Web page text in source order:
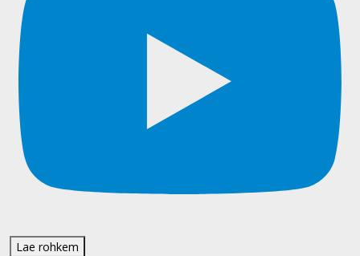
Lae rohkem